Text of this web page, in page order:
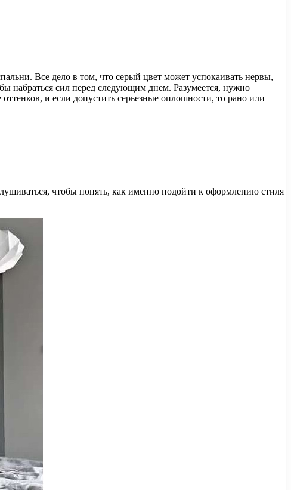
Все дело в том, что серый цвет может успокаивать нервы,
набраться сил перед следующим днем. Разумеется, нужно
и если допустить серьезные оплошности, то рано или
чтобы понять, как именно подойти к оформлению стиля